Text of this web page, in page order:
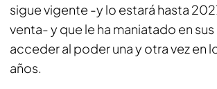
sigue vigente -y lo estará hasta
venta- y que le ha maniatado en
acceder al poder una y otra vez en
años.